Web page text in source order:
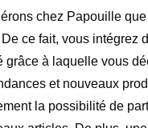
chez Papouille
ce fait, vous intégrez
grâce à laquelle vous
et nouveaux
la possibilité de